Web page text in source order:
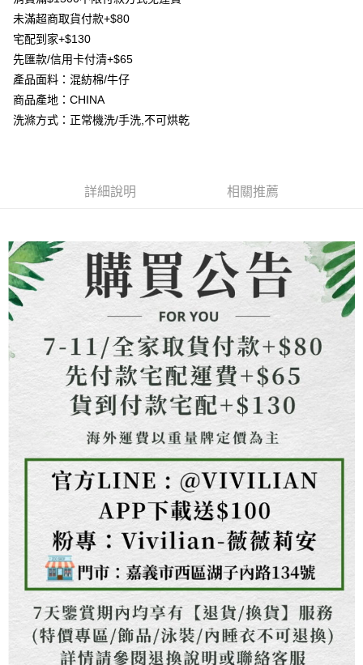
2.付款方式選擇「大哥付你分期」，訂單成立後會自動跳轉到大哥付的交易
流程，驗證手機門號後，選擇欲分期的期數、繳款截止日，確認付款後即完
成交易。
3.實際核准額度、可分期數及費用金額請依後續交易確認頁面所載為準。
4.訂單成立30分鐘內，如未前往確認交易或遇審核未通過，訂單將自動取
消。如遇「轉專審核」未通過狀況，表示未達大哥付你分期系統評分，恕無
【繳款方式說明】
帳／街口支付／iPASS MONEY」等通路繳費。
用戶於交易時，得透過本服務購買商品或服務，並由商店將買賣／分期付款
買賣價金債權讓與本公司後，依約使用本公司帳單繳交帳款。
2.基於同意付款使用「大哥付你分期」之契約關係目的，商店將以您的個人
資料（包含姓名、電話或地址）提供予台灣大哥大進項蒐集、處理及利用，
由本公司與您本人進行分期帳單所需資料之確認、核對及更正。
3.完整用戶服務條款，請詳閱以下連結：https://oppay.tw/userRule
AFTEE先享後付
相關說明
【關於「AFTEE先享後付」】
AFTEE先享後付是「在收到商品之後才付款」的支付方式。 讓您購物簡單
便利好安心！
１．簡單：不需註冊會員、不需綁卡、不需儲值。
２．便利：只要手機號碼，簡訊認證，即可結帳。
３．安心：先確認商品／服務後，再付款。
２．訂單成立數日內，您將收到繳費通知簡訊。
購買商品的店家。未經商家同意取消之訂單仍視為有效，需透過AFTEE先享
後付繳納相關費用。
※ 交易是否成功請以「AFTEE先享後付 」之結帳頁面顯示為準，若有關於
是否繳費成功／繳費後需取消欲退款等相關疑問，請聯繫「AFTEE先享後付
客戶支援中心」
【注意事項】
１．透過由恩沛科技股份有限公司提供之「AFTEE先享後付」服務完成之交
易，需依本服務之必要範圍內提供個人資料，並將交易相關給付款項請求債
權轉讓予恩沛科技股份有限公司。
２．關於個人資料處理事宜，請瀏覽以下網址：
https://aftee.tw/terms/#terms3
３．未成年的使用者請事先徵得法定代理人或監護人之同意方可使用
「AFTEE先享後付」，若未經同意申辦者引起之損失，本公司不負相關責
時審查核予不同之上限額度；若仍有額度不足之情形，本公司將視審查結果
請求用戶進行身份認證。
５．嚴禁一人註冊多個帳號或使用他人資訊註冊。若發現惡意使用之情形，
恩沛科技股份有限公司將有權停止該用戶之使用額度並採取法律行動。
ATM付款
貨到付款
運送方式
先付款宅配到府
每筆NT$65，滿NT$1,500(含以上)免運費
貨到付款
海外配送 查看運費
未滿超商取貨付款+$80
宅配到家+$130
先匯款/信用卡付清+$65
產品面料：混紡棉/牛仔
商品產地：CHINA
洗滌方式：正常機洗/手洗,不可烘乾
詳細說明 相關推薦